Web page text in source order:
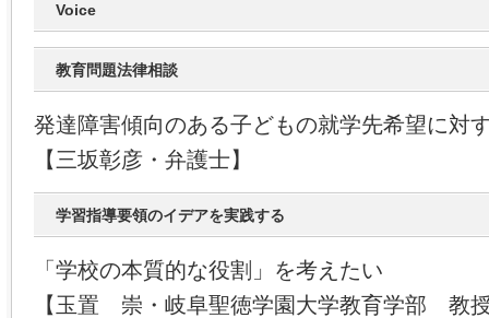
Voice
教育問題法律相談
発達障害傾向のある子どもの就学先希望に対
【三坂彰彦・弁護士】
学習指導要領のイデアを実践する
「学校の本質的な役割」を考えたい
【玉置 崇・岐阜聖徳学園大学教育学部 教